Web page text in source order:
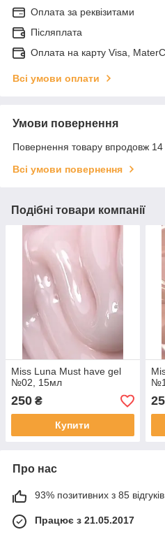
Оплата за реквізитами
Післяплата
Оплата на карту Visa,
Всі умови оплати
Умови повернення
Повернення товару впродовж 14
Всі умови повернення
Подібні товари компанії
Miss Luna Must have gel
№02, 15мл
250 ₴
Купити
Про нас
93% позитивних з 85 відгуків
Працює з 21.05.2017